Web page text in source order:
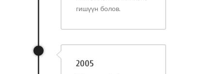
гишүүн болов.
2005